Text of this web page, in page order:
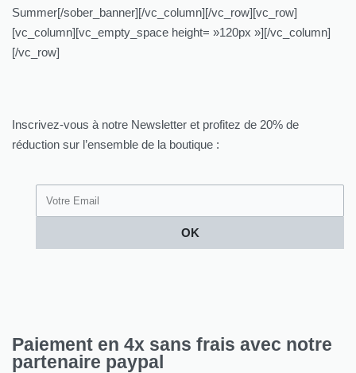
Summer[/sober_banner][/vc_column][/vc_row][vc_row]
[vc_column][vc_empty_space height= »120px »][/vc_column]
[/vc_row]
Inscrivez-vous à notre Newsletter et profitez de 20% de
réduction sur l’ensemble de la boutique :
OK
Paiement en 4x sans frais avec notre
partenaire paypal